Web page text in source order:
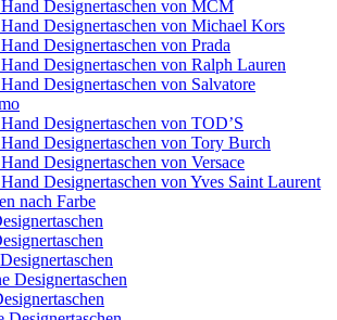
Designertaschen von MCM
Designertaschen von Michael Kors
Designertaschen von Prada
Designertaschen von Ralph Lauren
Designertaschen von Salvatore
Designertaschen von TOD’S
Designertaschen von Tory Burch
Designertaschen von Versace
Designertaschen von Yves Saint Laurent
nach Farbe
Designertaschen